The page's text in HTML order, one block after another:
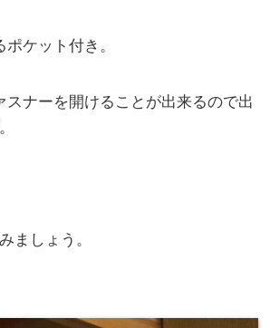
ケット付き。
スナーを開けることが出来るので出
ましょう。